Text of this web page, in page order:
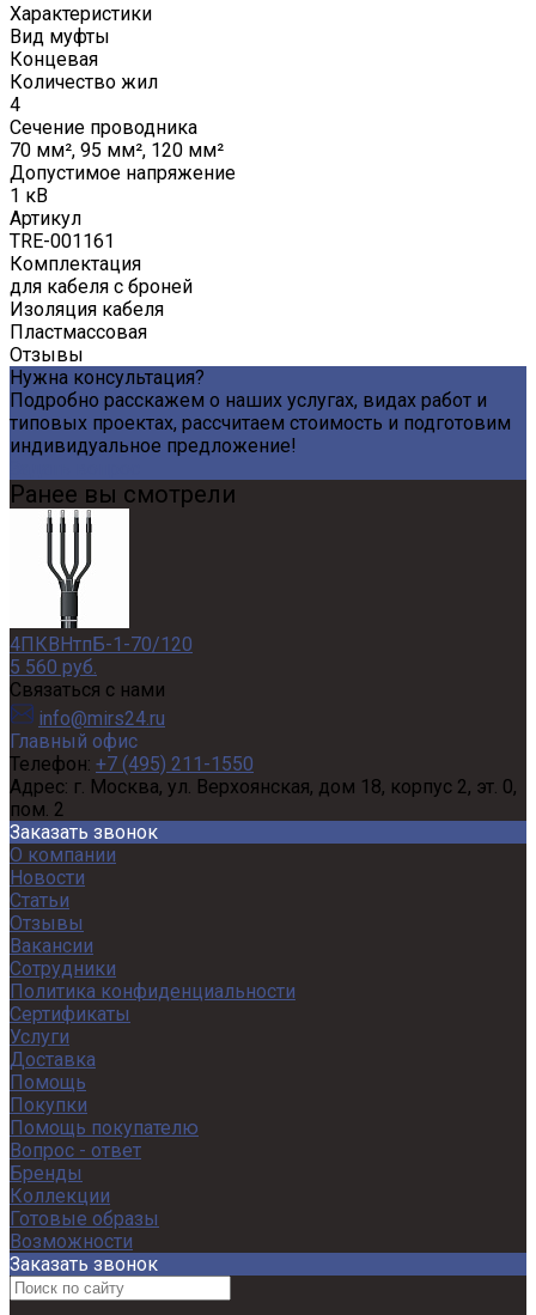
Характеристики
Вид муфты
Концевая
Количество жил
4
Сечение проводника
70 мм², 95 мм², 120 мм²
Допустимое напряжение
1 кВ
Артикул
TRE-001161
Комплектация
для кабеля с броней
Изоляция кабеля
Пластмассовая
Отзывы
Нужна консультация?
Подробно расскажем о наших услугах, видах работ и
типовых проектах, рассчитаем стоимость и подготовим
индивидуальное предложение!
Ранее вы смотрели
4ПКВНтпБ-1-70/120
5 560 руб.
Связаться с нами
info@mirs24.ru
Главный офис
Телефон: +7 (495) 211-1550
Адрес: г. Москва, ул. Верхоянская, дом 18, корпус 2, эт. 0,
пом. 2
Заказать звонок
О компании
Новости
Статьи
Отзывы
Вакансии
Сотрудники
Политика конфиденциальности
Сертификаты
Услуги
Доставка
Помощь
Покупки
Помощь покупателю
Вопрос - ответ
Бренды
Коллекции
Готовые образы
Возможности
Заказать звонок